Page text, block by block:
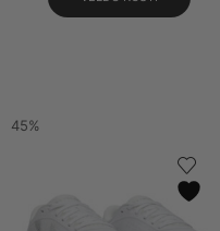
45%